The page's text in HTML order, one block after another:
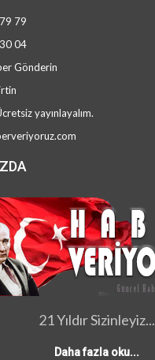
79
04
Gönderin
yayınlayalım.
21 Yıldır Sizinleyiz...
Daha fazla oku...